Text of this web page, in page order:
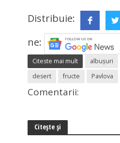
Distribuie:
ne:
Citeste mai mult albușuri
desert
fructe Pavlova
Comentarii:
Citește și